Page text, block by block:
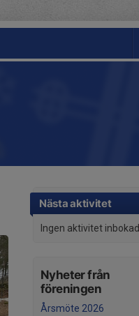
Nästa aktivitet
Ingen aktivitet inbokad
Nyheter från
föreningen
Årsmöte 2026